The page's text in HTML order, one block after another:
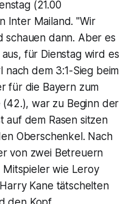
(21.00
Inter Mailand. "Wir
schauen dann. Aber es
für Dienstag wird es
nach dem 3:1-Sieg beim
für die Bayern zum
war zu Beginn der
auf dem Rasen sitzen
Oberschenkel. Nach
von zwei Betreuern
Mitspieler wie Leroy
Kane tätschelten